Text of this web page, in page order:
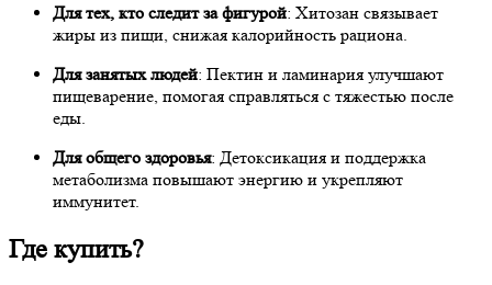
Для тех, кто следит за фигурой: Хитозан связывает
жиры из пищи, снижая калорийность рациона.
Для занятых людей: Пектин и ламинария улучшают
пищеварение, помогая справляться с тяжестью после
еды.
Для общего здоровья: Детоксикация и поддержка
метаболизма повышают энергию и укрепляют
иммунитет.
Где купить?